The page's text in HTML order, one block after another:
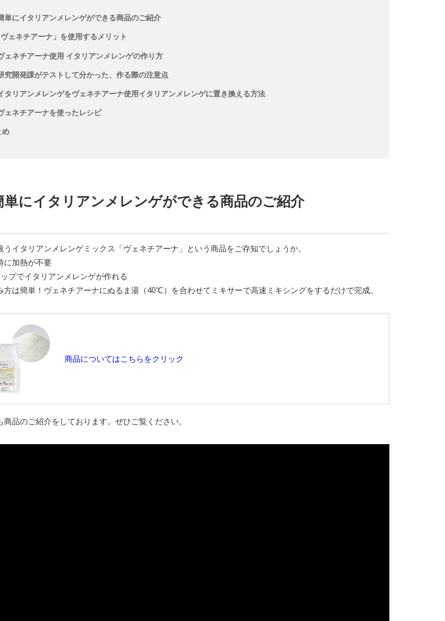
単にイタリアンメレンゲができる商品のご紹介
ェネチアーナ」を使用するメリット
ェネチアーナ使用 イタリアンメレンゲの作り方
究開発課がテストして分かった、作る際の注意点
タリアンメレンゲをヴェネチアーナ使用イタリアンメレンゲに置き換える方法
ェネチアーナを使ったレシピ
め
にイタリアンメレンゲができる商品のご紹介
うイタリアンメレンゲミックス「ヴェネチアーナ」という商品をご存知でしょうか。
に加熱が不要
プでイタリアンメレンゲが作れる
方は簡単！ヴェネチアーナにぬるま湯（40℃）を合わせてミキサーで高速ミキシングをするだけで完成。
商品についてはこちらをクリック
商品のご紹介をしております。ぜひご覧ください。